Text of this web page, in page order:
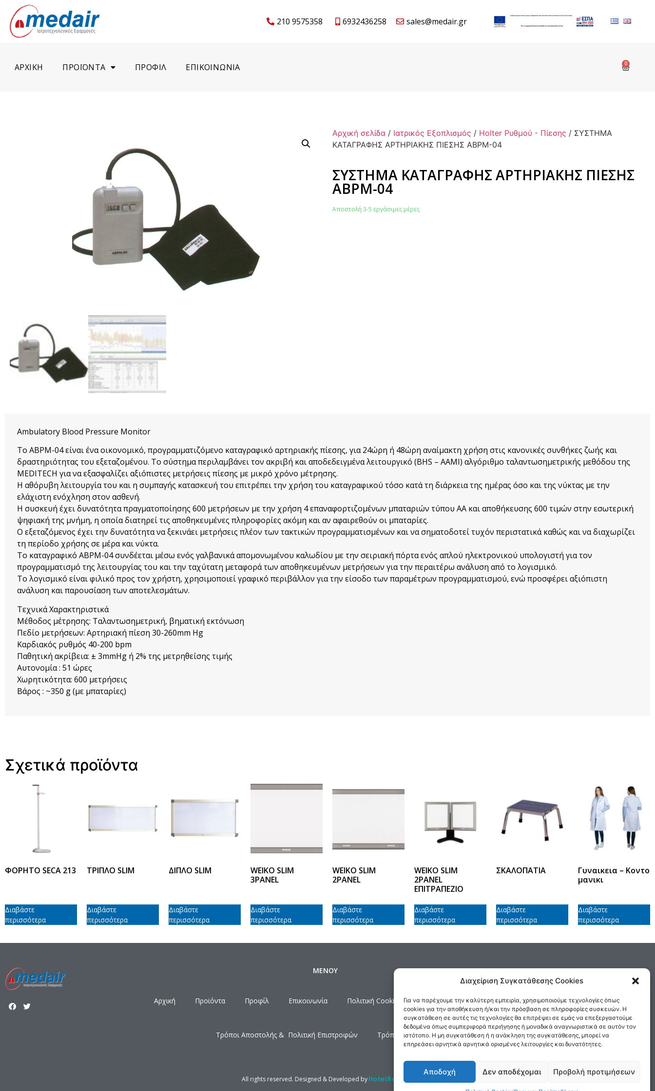
Διαχείριση Συγκατάθεσης Cookies
Για να παρέχουμε την καλύτερη εμπειρία, χρησιμοποιούμε τεχνολογίες όπως
cookies για την αποθήκευση ή/και την πρόσβαση σε πληροφορίες συσκευών. Η
συγκατάθεση σε αυτές τις τεχνολογίες θα επιτρέψει σε εμάς να επεξεργαστούμε
δεδομένα όπως συμπεριφορά περιήγησης ή μοναδικά αναγνωριστικά σε αυτόν τον
ιστότοπο. Η μη συγκατάθεση ή η ανάκληση της συγκατάθεσης, μπορεί να
επηρεάσει αρνητικά αρνητικά ορισμένες λειτουργίες και δυνατότητες.
Αποδοχή Δεν αποδέχομαι Προβολή προτιμήσεων
210 9575358 6932436258 sales@medair.gr
ΑΡΧΙΚΗ ΠΡΟΪΟΝΤΑ ΠΡΟΦΙΛ ΕΠΙΚΟΙΝΩΝΙΑ 0
Αρχική σελίδα / Ιατρικός Εξοπλισμός / Holter Ρυθμού - Πίεσης / ΣΥΣΤΗΜΑ
ΚΑΤΑΓΡΑΦΗΣ ΑΡΤΗΡΙΑΚΗΣ ΠΙΕΣΗΣ ABPM-04
ΣΥΣΤΗΜΑ ΚΑΤΑΓΡΑΦΗΣ ΑΡΤΗΡΙΑΚΗΣ ΠΙΕΣΗΣ
ABPM-04
Αποστολή 3-5 εργάσιμες μέρες
Ambulatory Blood Pressure Monitor
To ABPM-04 είναι ένα οικονομικό, προγραμματιζόμενο καταγραφικό αρτηριακής πίεσης, για 24ώρη ή 48ώρη αναίμακτη χρήση στις κανονικές συνθήκες ζωής και
δραστηριότητας του εξεταζομένου. Το σύστημα περιλαμβάνει τον ακριβή και αποδεδειγμένα λειτουργικό (BHS – AAMI) αλγόριθμο ταλαντωσημετρικής μεθόδου της
MEDITECH για να εξασφαλίζει αξιόπιστες μετρήσεις πίεσης με μικρό χρόνο μέτρησης.
Η αθόρυβη λειτουργία του και η συμπαγής κατασκευή του επιτρέπει την χρήση του καταγραφικού τόσο κατά τη διάρκεια της ημέρας όσο και της νύκτας με την
ελάχιστη ενόχληση στον ασθενή.
Η συσκευή έχει δυνατότητα πραγματοποίησης 600 μετρήσεων με την χρήση 4 επαναφορτιζομένων μπαταριών τύπου ΑΑ και αποθήκευσης 600 τιμών στην εσωτερική
ψηφιακή της μνήμη, η οποία διατηρεί τις αποθηκευμένες πληροφορίες ακόμη και αν αφαιρεθούν οι μπαταρίες.
Ο εξεταζόμενος έχει την δυνατότητα να ξεκινάει μετρήσεις πλέον των τακτικών προγραμματισμένων και να σηματοδοτεί τυχόν περιστατικά καθώς και να διαχωρίζει
τη περίοδο χρήσης σε μέρα και νύκτα.
Το καταγραφικό ABPM-04 συνδέεται μέσω ενός γαλβανικά απομονωμένου καλωδίου με την σειριακή πόρτα ενός απλού ηλεκτρονικού υπολογιστή για τον
προγραμματισμό της λειτουργίας του και την ταχύτατη μεταφορά των αποθηκευμένων μετρήσεων για την περαιτέρω ανάλυση από το λογισμικό.
Το λογισμικό είναι φιλικό προς τον χρήστη, χρησιμοποιεί γραφικό περιβάλλον για την είσοδο των παραμέτρων προγραμματισμού, ενώ προσφέρει αξιόπιστη
ανάλυση και παρουσίαση των αποτελεσμάτων.
Τεχνικά Χαρακτηριστικά
Μέθοδος μέτρησης: Ταλαντωσημετρική, βηματική εκτόνωση
Πεδίο μετρήσεων: Αρτηριακή πίεση 30-260mm Hg
Καρδιακός ρυθμός 40-200 bpm
Παθητική ακρίβεια: ± 3mmHg ή 2% της μετρηθείσης τιμής
Αυτονομία : 51 ώρες
Χωρητικότητα: 600 μετρήσεις
Βάρος : ~350 g (με μπαταρίες)
Σχετικά προϊόντα
ΦΟΡΗΤΟ SECA 213
Διαβάστε
περισσότερα
ΤΡΙΠΛΟ SLIM
Διαβάστε
περισσότερα
ΔΙΠΛΟ SLIM
Διαβάστε
περισσότερα
WEIKO SLIM
3PANEL
Διαβάστε
περισσότερα
WEIKO SLIM
2PANEL
Διαβάστε
περισσότερα
WEIKO SLIM
2PANEL
EΠΙΤΡΑΠΕΖΙΟ
Διαβάστε
περισσότερα
ΣΚΑΛΟΠΑΤΙΑ
Διαβάστε
περισσότερα
Γυναικεια – Κοντο
μανικι
Διαβάστε
περισσότερα
ΜΕΝΟΥ
Αρχική Προϊόντα Προφίλ Επικοινωνία Πολιτική Cookies Όροι και Προϋποθέσεις
Τρόποι Αποστολής & Πολιτική Επιστροφών Τρόποι Πληρωμής
ΕΠΙΚΟΙΝΩΝΙΑ
Δημοσθένους 160 Καλλιθέα,
Τηλ : 210 9575358, Fax : 210 9585103
Αρ. ΓΕΜΗ: 5809301000
Email:sales@medair.gr
All rights reserved. Designed & Developed by